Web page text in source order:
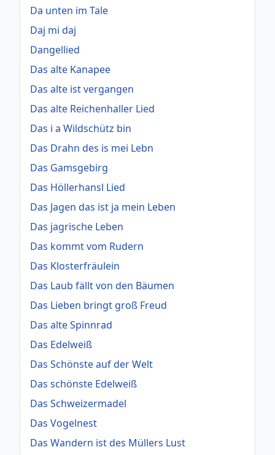
Da unten im Tale
Daj mi daj
Dangellied
Das alte Kanapee
Das alte ist vergangen
Das alte Reichenhaller Lied
Das i a Wildschütz bin
Das Drahn des is mei Lebn
Das Gamsgebirg
Das Höllerhansl Lied
Das Jagen das ist ja mein Leben
Das jagrische Leben
Das kommt vom Rudern
Das Klosterfräulein
Das Laub fällt von den Bäumen
Das Lieben bringt groß Freud
Das alte Spinnrad
Das Edelweiß
Das Schönste auf der Welt
Das schönste Edelweiß
Das Schweizermadel
Das Vogelnest
Das Wandern ist des Müllers Lust